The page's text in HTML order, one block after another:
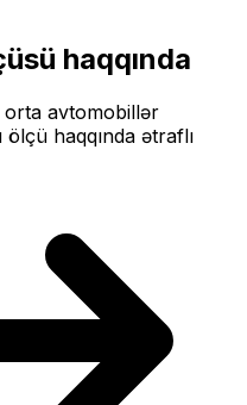
haqqında
orta avtomobillər
haqqında ətraflı